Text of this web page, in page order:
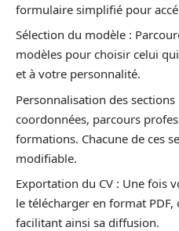
formulaire simplifié pour
Sélection du modèle :
modèles pour choisir celui
et à votre personnalité.
Personnalisation des sections
coordonnées, parcours
formations. Chacune de ces
modifiable.
Exportation du CV : Une fois
le télécharger en format
facilitant ainsi sa diffusion.